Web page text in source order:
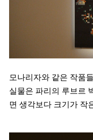
모나리자와 같은 작품
실물은 파리의 루브르
면 생각보다 크기가 작